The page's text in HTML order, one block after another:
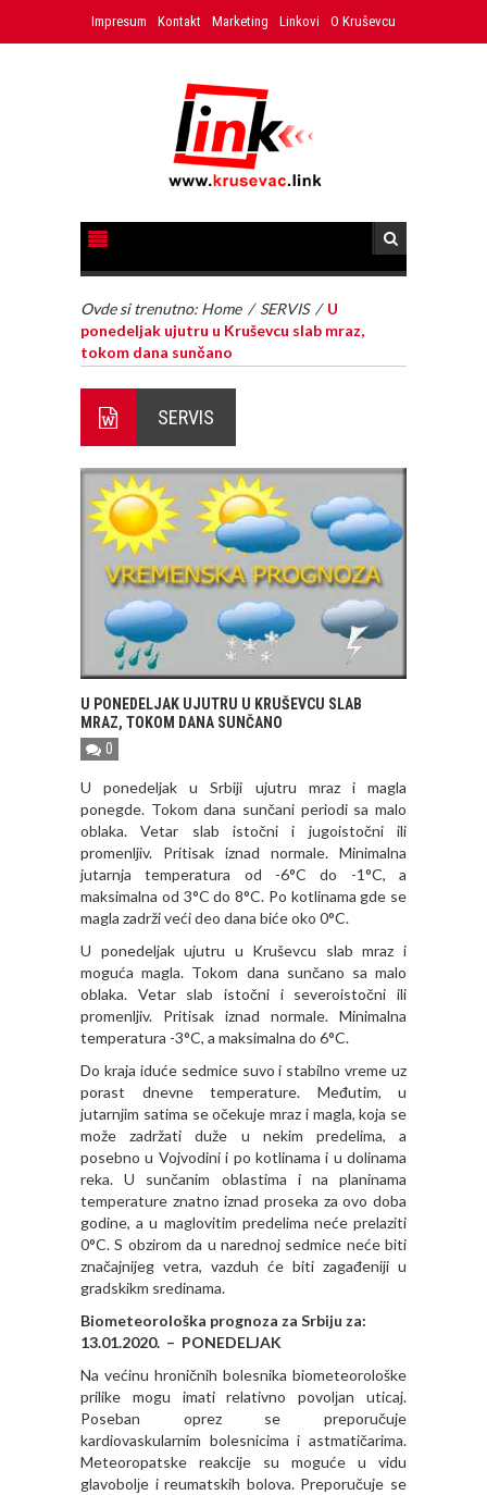
Impresum Kontakt Marketing Linkovi O Kruševcu
Ovde si trenutno: Home / SERVIS / U
ponedeljak ujutru u Kruševcu slab mraz,
tokom dana sunčano
SERVIS
U PONEDELJAK UJUTRU U KRUŠEVCU SLAB
MRAZ, TOKOM DANA SUNČANO
0
U ponedeljak u Srbiji ujutru mraz i magla
ponegde. Tokom dana sunčani periodi sa malo
oblaka. Vetar slab istočni i jugoistočni ili
promenljiv. Pritisak iznad normale. Minimalna
jutarnja temperatura od -6°C do -1°C, a
maksimalna od 3°C do 8°C. Po kotlinama gde se
magla zadrži veći deo dana biće oko 0°C.
U ponedeljak ujutru u Kruševcu slab mraz i
moguća magla. Tokom dana sunčano sa malo
oblaka. Vetar slab istočni i severoistočni ili
promenljiv. Pritisak iznad normale. Minimalna
temperatura -3°C, a maksimalna do 6°C.
Do kraja iduće sedmice suvo i stabilno vreme uz
porast dnevne temperature. Međutim, u
jutarnjim satima se očekuje mraz i magla, koja se
može zadržati duže u nekim predelima, a
posebno u Vojvodini i po kotlinama i u dolinama
reka. U sunčanim oblastima i na planinama
temperature znatno iznad proseka za ovo doba
godine, a u maglovitim predelima neće prelaziti
0°C. S obzirom da u narednoj sedmice neće biti
značajnijeg vetra, vazduh će biti zagađeniji u
gradskikm sredinama.
Biometeorološka prognoza za Srbiju za:
13.01.2020. – PONEDELJAK
Na većinu hroničnih bolesnika biometeorološke
prilike mogu imati relativno povolјan uticaj.
Poseban oprez se preporučuje
kardiovaskularnim bolesnicima i astmatičarima.
Meteoropatske reakcije su moguće u vidu
glavobolјe i reumatskih bolova. Preporučuje se